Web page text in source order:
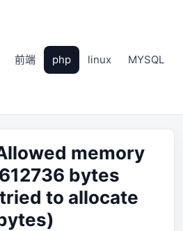
前端 php linux MYSQL
memory
bytes
to allocate